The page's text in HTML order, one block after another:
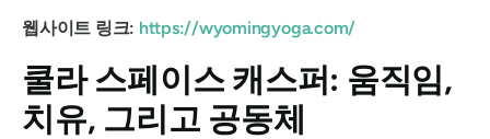
웹사이트 링크: https://wyomingyoga.com/
쿨라 스페이스 캐스퍼: 움직임,
치유, 그리고 공동체